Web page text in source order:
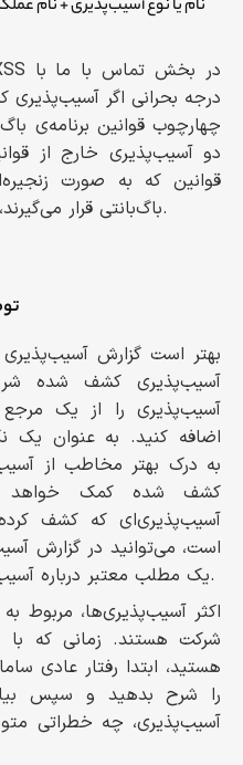
نام یا نوع آسیب‌پذیری + نام
درجه بحرانی اگر
چهارچوب قوانین برنامه‌ی
دو آسیب‌پذیری خارج از
قوانین که به صورت
باگ‌بانتی قرار می‌گیرند، در ابتدای عنوان، گنجانده شود.
۱-
بهتر است گزارش
آسیب‌پذیری کشف شده
آسیب‌‌پذیری را از یک
اضافه کنید. به عنوان یک
کشف شده کمک خواهد
آسیب‌پذیری‌ای که کشف
یک مطلب معتبر درباره آسیب‌پذیری مدنظر خود ارجاع دهید.
اکثر آسیب‌پذیری‌ها، مربوط
شرکت هستند. زمانی که با
هستید، ابتدا رفتار عادی
را شرح بدهید و سپس
آسیب‌پذیری، چه خطراتی